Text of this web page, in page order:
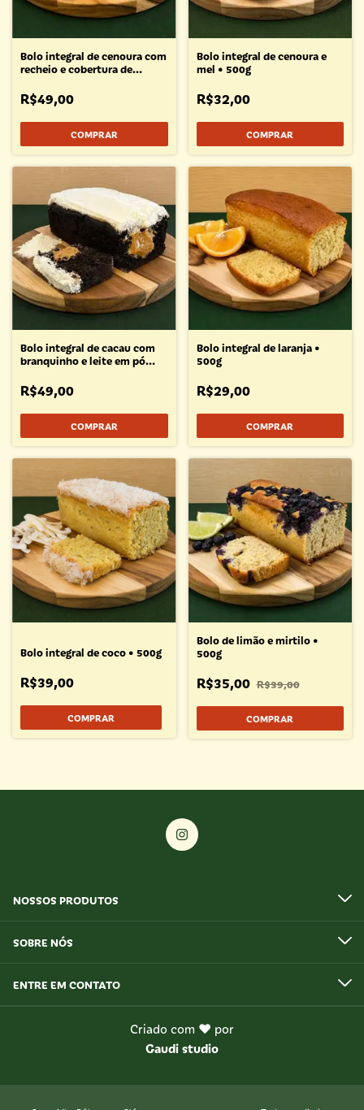
Bolo integral de cenoura com
recheio e cobertura de
R$49,00
Bolo integral de cenoura e
mel • 500g
R$32,00
Bolo integral de cacau com
branquinho e leite em pó
R$49,00
Bolo integral de laranja •
500g
R$29,00
Bolo integral de coco • 500g
R$39,00
Bolo de limão e mirtilo •
500g
R$35,00 R$39,00
NOSSOS PRODUTOS
SOBRE NÓS
ENTRE EM CONTATO
Criado com ❤ por
Gaudi studio